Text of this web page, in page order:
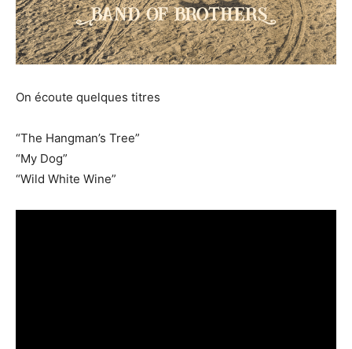
On écoute quelques titres
“The Hangman’s Tree”
“My Dog”
“Wild White Wine”